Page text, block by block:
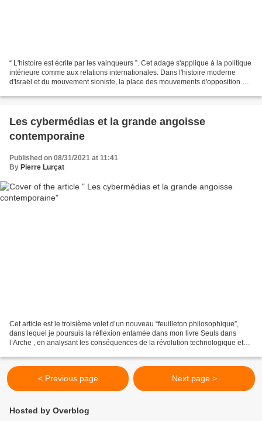
“ L'histoire est écrite par les vainqueurs ”. Cet adage s'applique à la politique
intérieure comme aux relations internationales. Dans l'histoire moderne
d'Israël et du mouvement sioniste, la place des mouvements d'opposition au
Les cybermédias et la grande angoisse
contemporaine
Published on 08/31/2021 at 11:41
By Pierre Lurçat
Cet article est le troisième volet d’un nouveau “feuilleton philosophique”,
dans lequel je poursuis la réflexion entamée dans mon livre Seuls dans
l’Arche , en analysant les conséquences de la révolution technologique et
< Previous page Next page >
Hosted by Overblog